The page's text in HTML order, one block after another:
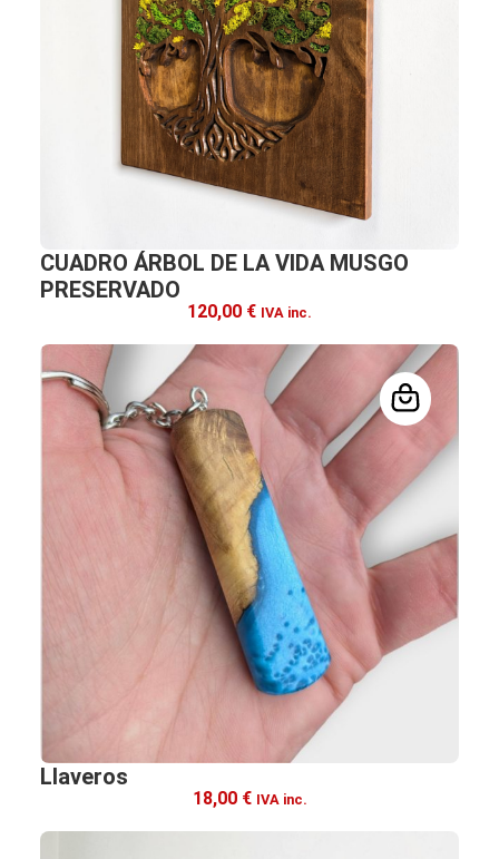
CUADRO ÁRBOL DE LA VIDA MUSGO
PRESERVADO
120,00 € IVA inc.
Llaveros
18,00 € IVA inc.